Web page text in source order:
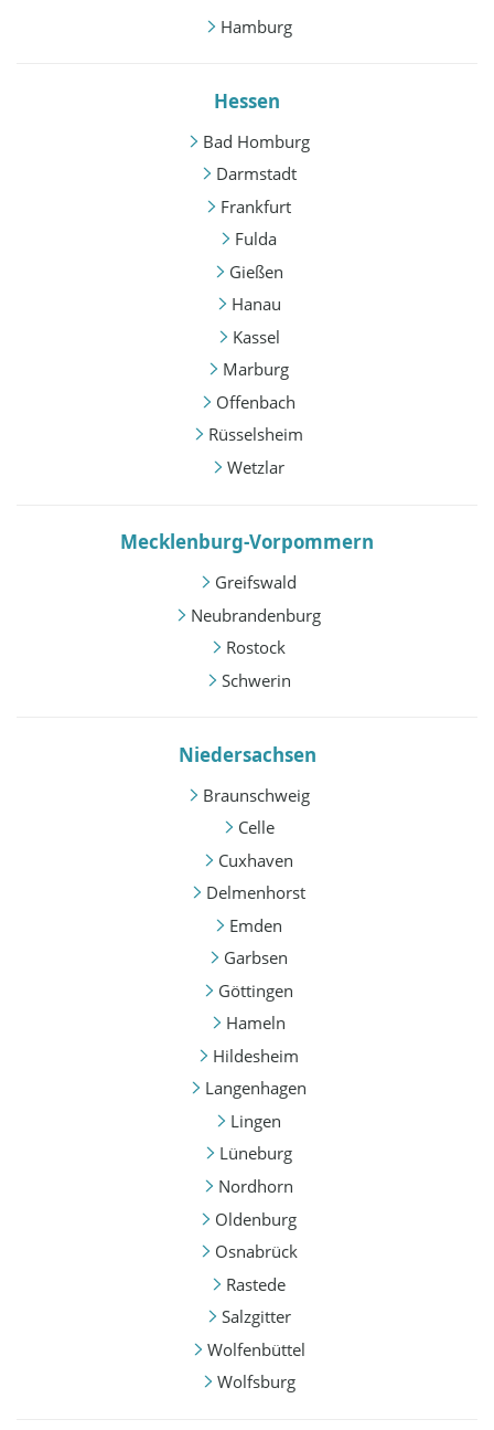
Hamburg
Hessen
Bad Homburg
Darmstadt
Frankfurt
Fulda
Gießen
Hanau
Kassel
Marburg
Offenbach
Rüsselsheim
Wetzlar
Mecklenburg-Vorpommern
Greifswald
Neubrandenburg
Rostock
Schwerin
Niedersachsen
Braunschweig
Celle
Cuxhaven
Delmenhorst
Emden
Garbsen
Göttingen
Hameln
Hildesheim
Langenhagen
Lingen
Lüneburg
Nordhorn
Oldenburg
Osnabrück
Rastede
Salzgitter
Wolfenbüttel
Wolfsburg